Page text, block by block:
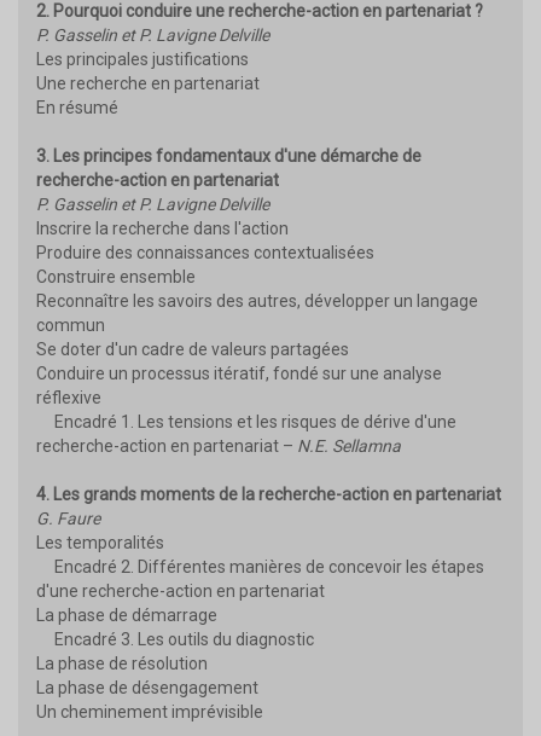
2. Pourquoi conduire une recherche-action en partenariat ?
P. Gasselin et P. Lavigne Delville
Les principales justifications
Une recherche en partenariat
En résumé
3. Les principes fondamentaux d'une démarche de
recherche-action en partenariat
P. Gasselin et P. Lavigne Delville
Inscrire la recherche dans l'action
Produire des connaissances contextualisées
Construire ensemble
Reconnaître les savoirs des autres, développer un langage
commun
Se doter d'un cadre de valeurs partagées
Conduire un processus itératif, fondé sur une analyse
réflexive
Encadré 1. Les tensions et les risques de dérive d'une
recherche-action en partenariat – N.E. Sellamna
4. Les grands moments de la recherche-action en partenariat
G. Faure
Les temporalités
Encadré 2. Différentes manières de concevoir les étapes
d'une recherche-action en partenariat
La phase de démarrage
Encadré 3. Les outils du diagnostic
La phase de résolution
La phase de désengagement
Un cheminement imprévisible